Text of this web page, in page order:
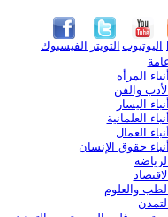
الفيسبوك التويتر اليوتيوب
المرأة
والفن
اليسار
العلمانية
العمال
حقوق الإنسان
والعلوم